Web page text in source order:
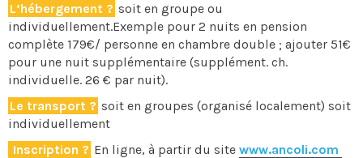
L’hébergement ? soit en groupe ou
individuellement.Exemple pour 2 nuits en pension
complète 179€/ personne en chambre double ; ajouter 51€
pour une nuit supplémentaire (supplément. ch.
individuelle. 26 € par nuit).
Le transport ? soit en groupes (organisé localement) soit
individuellement
Inscription ? En ligne, à partir du site www.ancoli.com